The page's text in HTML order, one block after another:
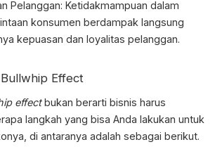
Pelanggan: Ketidakmampuan dalam
konsumen berdampak langsung
kepuasan dan loyalitas pelanggan.
Bullwhip Effect
effectbukan berarti bisnis harus
langkah yang bisa Anda lakukan untuk
di antaranya adalah sebagai berikut.